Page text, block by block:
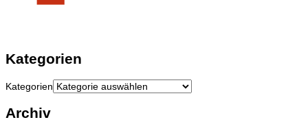
Kategorien
Kategorien
Archiv